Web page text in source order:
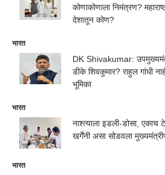
कोणाकोणाला निमंत्रण?
देशातून कोण?
भारत
DK Shivakumar:
डीके शिवकुमार? राहुल गांधी
भूमिका
भारत
नाश्त्याला इडली-डोसा, एकाच
खर्गेंनी असा सोडवला
भारत